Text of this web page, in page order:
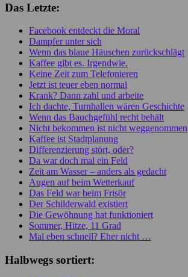
Das Letzte:
Facebook entdeckt die Moral
Dampfer unter sich
Wenn das blaue Häuschen zurückschlägt
Kaffee gibt es. Irgendwie.
Keine Zeit zum Telefonieren
Jetzt ist teuer eben normal
Krank? Dann zahl und arbeite
Ich dachte, Turnhallen wären Geschichte
Wenn das Bauchgefühl recht behält
Nicht bekommen ist nicht weggenommen
Kaffee ist Stadtplanung
Differenzierung stört, oder?
Da war doch mal ein Feld
Zeit am Wasser – anders als gedacht
Augen auf beim Wetterkauf
Das Feld war beim Frisör
Der Schilderwald existiert
Die Gewöhnung hat funktioniert
Sommer, Hitze, 11 Grad
Mal eben schnell? Eher nicht …
Halbwegs sortiert: